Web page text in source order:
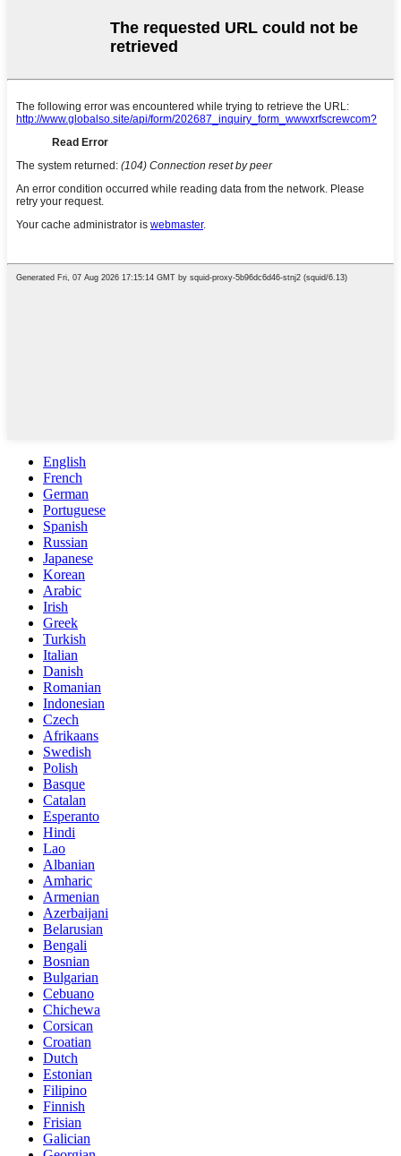
English
French
German
Portuguese
Spanish
Russian
Japanese
Korean
Arabic
Irish
Greek
Turkish
Italian
Danish
Romanian
Indonesian
Czech
Afrikaans
Swedish
Polish
Basque
Catalan
Esperanto
Hindi
Lao
Albanian
Amharic
Armenian
Azerbaijani
Belarusian
Bengali
Bosnian
Bulgarian
Cebuano
Chichewa
Corsican
Croatian
Dutch
Estonian
Filipino
Finnish
Frisian
Galician